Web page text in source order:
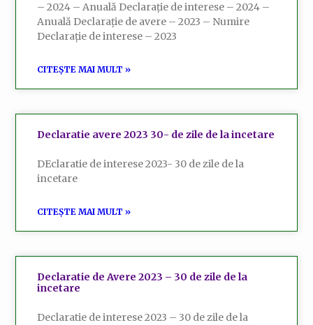
– 2024 – Anuală Declarație de interese – 2024 –
Anuală Declarație de avere – 2023 – Numire
Declarație de interese – 2023
CITEȘTE MAI MULT »
Declaratie avere 2023 30- de zile de la incetare
DEclaratie de interese 2023- 30 de zile de la
incetare
CITEȘTE MAI MULT »
Declaratie de Avere 2023 – 30 de zile de la
incetare
Declaratie de interese 2023 – 30 de zile de la